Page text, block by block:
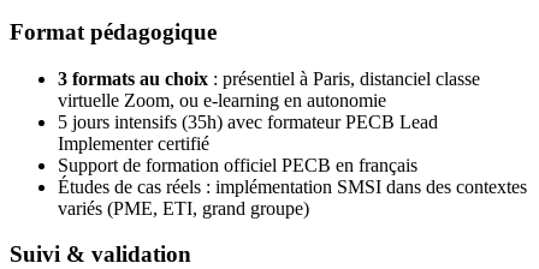
Format pédagogique
3 formats au choix : présentiel à Paris, distanciel classe
virtuelle Zoom, ou e-learning en autonomie
5 jours intensifs (35h) avec formateur PECB Lead
Implementer certifié
Support de formation officiel PECB en français
Études de cas réels : implémentation SMSI dans des contextes
variés (PME, ETI, grand groupe)
Suivi & validation